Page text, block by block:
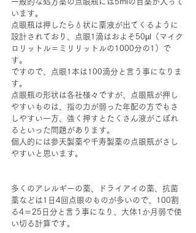
います。
点眼瓶は押したら💧状に薬液が出てくるように
設計されており、点眼1滴はおよそ50µl（マイク
ロリットル＝ミリリットルの1000分の1）で
す。
ですので、点眼1本は100滴分と言う事になりま
す。
点眼瓶の形状は各社様々ですが、点眼瓶が押し
やすいものは、指の力が弱った年配の方でもさ
しやすい一方、強く押すとたくさん液がこぼれ
るといった問題があります。
個人的には参天製薬や千寿製薬の点眼瓶がさし
やすいと思います。
多くのアレルギーの薬、ドライアイの薬、抗菌
薬などは1日4回点眼のものが多いので、100割
る4＝25日分と言う事になり、大体1か月弱で使
い切る計算です。